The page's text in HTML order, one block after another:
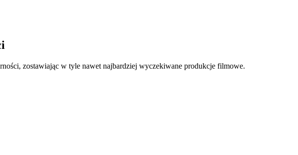
zostawiając w tyle nawet najbardziej wyczekiwane produkcje filmowe.